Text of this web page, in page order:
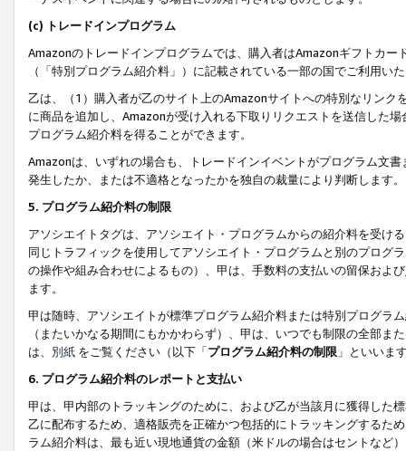
(c) トレードインプログラム
Amazonのトレードインプログラムでは、購入者はAmazonギフトカ
（「特別プログラム紹介料」）に記載されている一部の国でご利用い
乙は、（1）購入者が乙のサイト上のAmazonサイトへの特別なリン
に商品を追加し、Amazonが受け入れる下取りリクエストを送信した
プログラム紹介料を得ることができます。
Amazonは、いずれの場合も、トレードインイベントがプログラム文
発生したか、または不適格となったかを独自の裁量により判断します。
5. プログラム紹介料の制限
アソシエイトタグは、アソシエイト・プログラムからの紹介料を受け
同じトラフィックを使用してアソシエイト・プログラムと別のプログ
の操作や組み合わせによるもの）、甲は、手数料の支払いの留保およ
ます。
甲は随時、アソシエイトが標準プログラム紹介料または特別プログラ
（またいかなる期間にもかかわらず）、甲は、いつでも制限の全部
は、 別紙 をご覧ください（以下「プログラム紹介料の制限 」といいま
6. プログラム紹介料のレポートと支払い
甲は、甲内部のトラッキングのために、および乙が当該月に獲得した
乙に配布するため、適格販売を正確かつ包括的にトラッキングするた
ラム紹介料は、最も近い現地通貨の金額（米ドルの場合はセントなど